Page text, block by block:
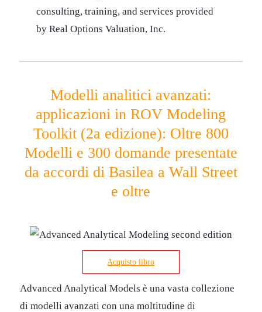
consulting, training, and services provided
by Real Options Valuation, Inc.
Modelli analitici avanzati:
applicazioni in ROV Modeling
Toolkit (2a edizione): Oltre 800
Modelli e 300 domande presentate
da accordi di Basilea a Wall Street
e oltre
Acquisto libro
Advanced Analytical Models è una vasta collezione
di modelli avanzati con una moltitudine di